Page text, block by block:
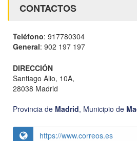
CONTACTOS
Teléfono: 917780304
General: 902 197 197
DIRECCIÓN
Santiago Alio, 10A,
28038 Madrid
Provincia de Madrid, Municipio de
https://www.correos.es